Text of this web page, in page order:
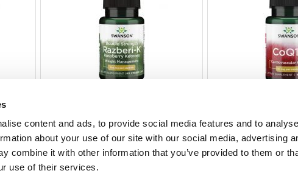
content and ads, to provide social media features and to
about your use of our site with our social media, advertising
combine it with other information that you’ve provided to them or
use of their services.